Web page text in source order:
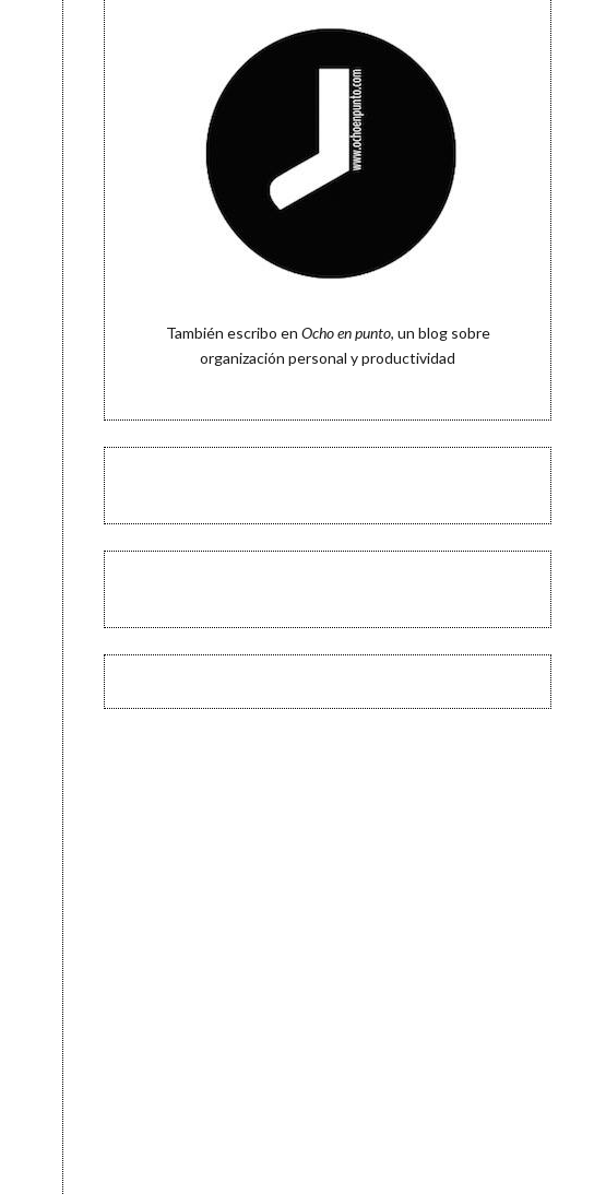
También escribo en Ocho en punto, un blog sobre
organización personal y productividad